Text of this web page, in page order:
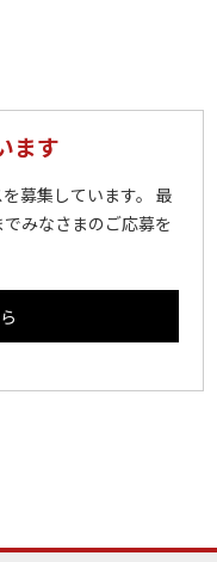
ます
募集しています。 最
みなさまのご応募を